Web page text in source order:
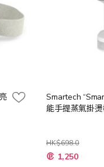
Smartech
能手提蒸氣掛
HK$698.0
特
殊 1,250